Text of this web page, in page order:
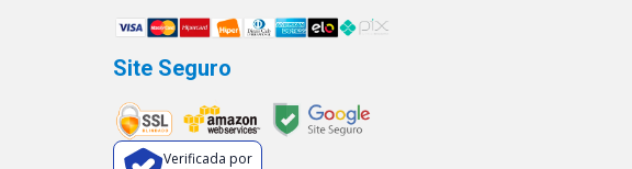
Site Seguro
Verificada por